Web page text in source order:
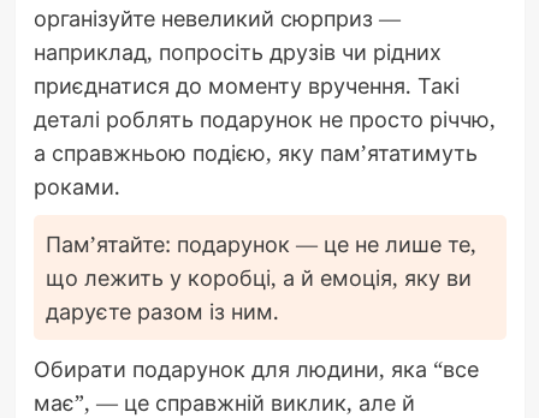
організуйте невеликий сюрприз —
наприклад, попросіть друзів чи рідних
приєднатися до моменту вручення. Такі
деталі роблять подарунок не просто річчю,
а справжньою подією, яку пам’ятатимуть
роками.
Пам’ятайте: подарунок — це не лише те,
що лежить у коробці, а й емоція, яку ви
даруєте разом із ним.
Обирати подарунок для людини, яка “все
має”, — це справжній виклик, але й